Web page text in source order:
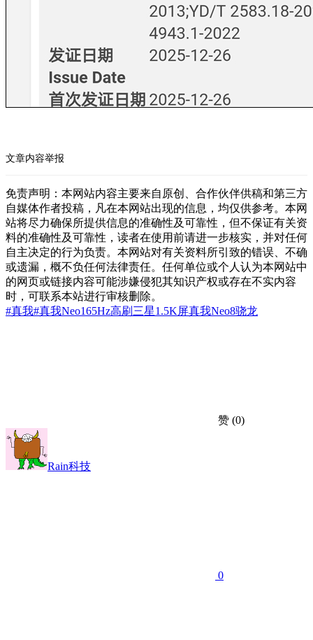
文章内容举报
免责声明：本网站内容主要来自原创、合作伙伴供稿和第三方
自媒体作者投稿，凡在本网站出现的信息，均仅供参考。本网
站将尽力确保所提供信息的准确性及可靠性，但不保证有关资
料的准确性及可靠性，读者在使用前请进一步核实，并对任何
自主决定的行为负责。本网站对有关资料所引致的错误、不确
或遗漏，概不负任何法律责任。任何单位或个人认为本网站中
的网页或链接内容可能涉嫌侵犯其知识产权或存在不实内容
时，可联系本站进行审核删除。
#真我#真我Neo165Hz高刷 三星1.5K屏真我Neo8骁龙
赞 (0)
Rain科技
0